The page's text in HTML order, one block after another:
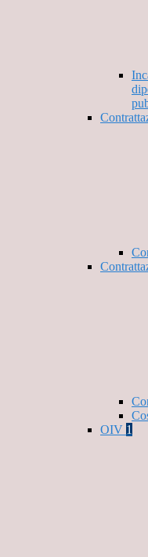
OIV 1